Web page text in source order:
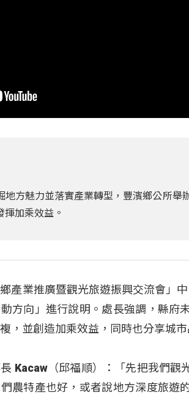
地方魅力並落實產業轉型，豐濱鄉公所
揮加乘效益。
產業推廣暨觀光旅遊振興交流會」
方向」進行說明。處長強調，縣府
，並創造加乘效益，同時也分享城
Kacaw（邱福順）：「先把我們觀
農特產也好，或者說地方深度旅遊